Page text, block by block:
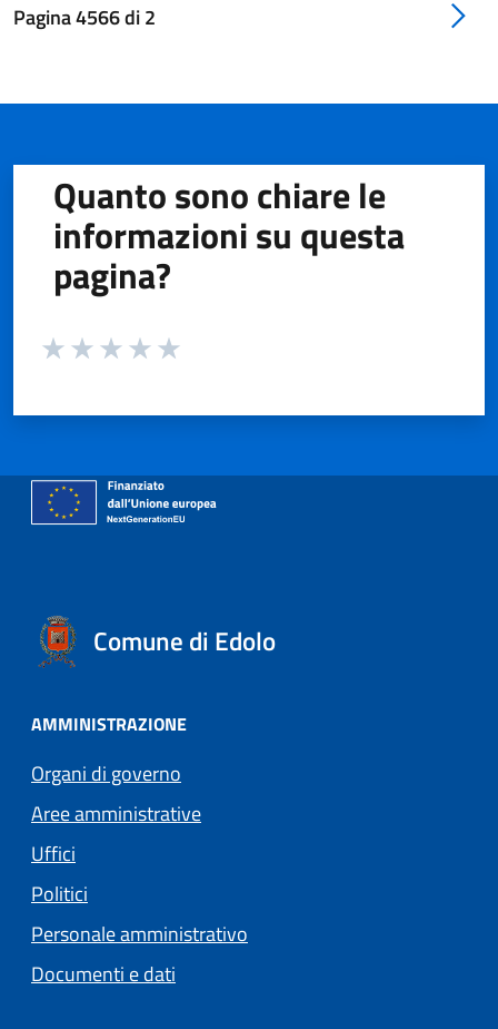
Pagina4566di2
Quanto sono chiare le
informazioni su questa
pagina?
Valuta da 1 a 5 stelle la pagina
Comune di Edolo
AMMINISTRAZIONE
Organi di governo
Aree amministrative
Uffici
Politici
Personale amministrativo
Documenti e dati